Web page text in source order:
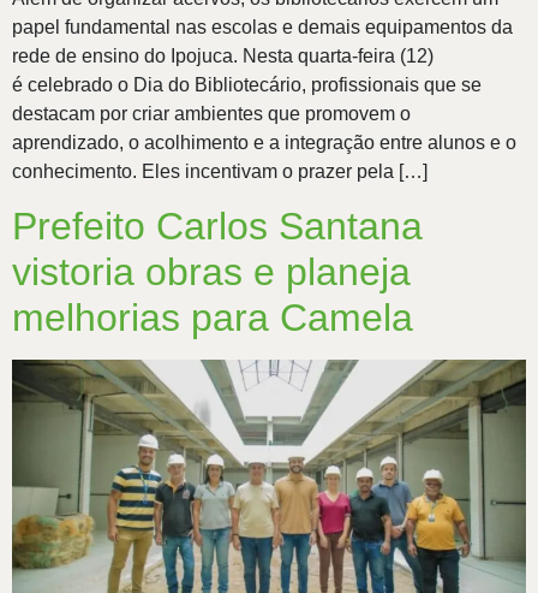
papel fundamental nas escolas e demais equipamentos da
rede de ensino do Ipojuca. Nesta quarta-feira (12)
é celebrado o Dia do Bibliotecário, profissionais que se
destacam por criar ambientes que promovem o
aprendizado, o acolhimento e a integração entre alunos e o
conhecimento. Eles incentivam o prazer pela […]
Prefeito Carlos Santana
vistoria obras e planeja
melhorias para Camela